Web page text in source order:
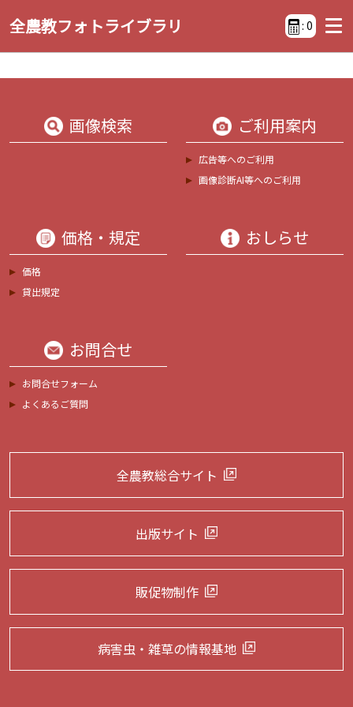
全農教フォトライブラリ : 0
画像検索 ご利用案内
広告等へのご利用
画像診断AI等へのご利用
価格・規定
価格
貸出規定
おしらせ
お問合せ
お問合せフォーム
よくあるご質問
全農教総合サイト
出版サイト
販促物制作
病害虫・雑草の情報基地